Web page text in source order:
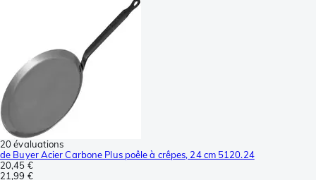
20 évaluations
de Buyer Acier Carbone Plus poêle à crêpes, 24 cm 5120.24
20,45 €
21,99 €